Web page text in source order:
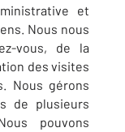
et
Nous nous
vous, de la
des visites
Nous gérons
de plusieurs
pouvons